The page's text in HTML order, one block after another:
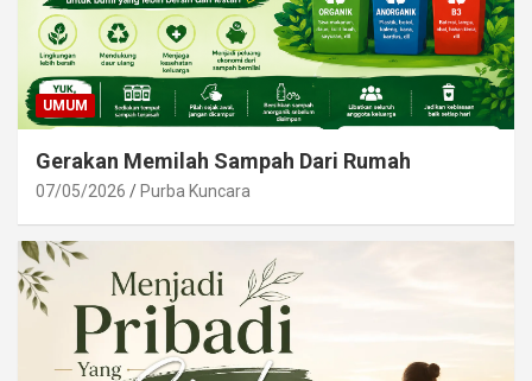
UMUM
Gerakan Memilah Sampah Dari Rumah
07/05/2026 Purba Kuncara